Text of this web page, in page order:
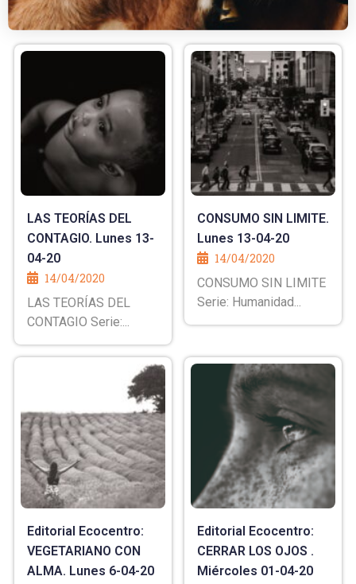
LAS TEORÍAS DEL
CONTAGIO. Lunes 13-
04-20
14/04/2020
LAS TEORÍAS DEL
CONTAGIO Serie:...
CONSUMO SIN LIMITE.
Lunes 13-04-20
14/04/2020
CONSUMO SIN LIMITE
Serie: Humanidad...
Editorial Ecocentro:
VEGETARIANO CON
ALMA. Lunes 6-04-20
Editorial Ecocentro:
CERRAR LOS OJOS .
Miércoles 01-04-20